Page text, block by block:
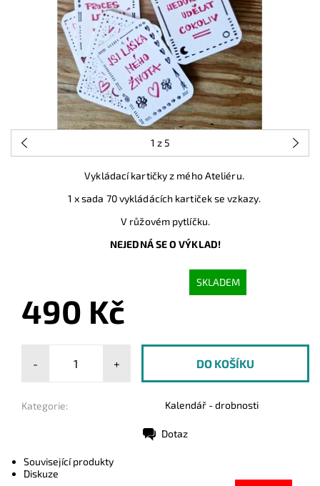
1 z 5
Vykládací kartičky z mého Ateliéru.
1 x sada 70 vykládácích kartiček se vzkazy.
V růžovém pytlíčku.
NEJEDNÁ SE O VÝKLAD!
SKLADEM
490 Kč
- +
Kategorie: Kalendář - drobnosti
Dotaz
Související produkty
Diskuze